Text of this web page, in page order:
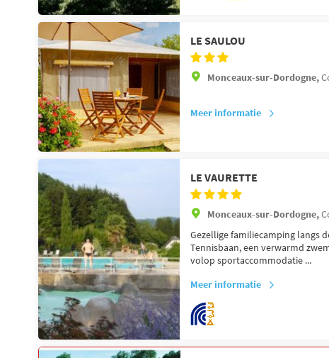
LE SAULOU
Monceaux-sur-Dordogne,
Meer informatie
LE VAURETTE
Monceaux-sur-Dordogne,
Gezellige familiecamping langs
Tennisbaan, een verwarmd
volop sportaccommodatie ...
Meer informatie